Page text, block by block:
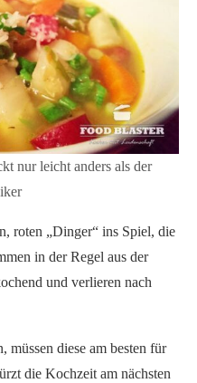
nur leicht anders als der
roten „Dinger“ ins Spiel, die
in der Regel aus der
und verlieren nach
diese am besten für
die Kochzeit am nächsten